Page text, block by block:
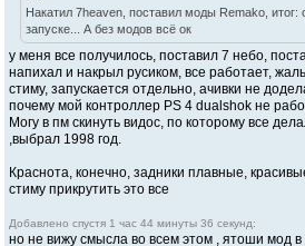
Накатил 7heaven, поставил моды Remako, итог:
запуске... А без модов всё ок
у меня все получилось, поставил 7 небо,
напихал и накрыл русиком, все работает,
стиму, запускается отдельно, ачивки не
почему мой контроллер PS 4 dualshok не
Могу в пм скинуть видос, по которому все
,выбрал 1998 год.
Краснота, конечно, задники плавные,
стиму прикрутить это все
Добавлено спустя 1 час 44 минуты 36 секунд:
но не вижу смысла во всем этом , ятоши мод